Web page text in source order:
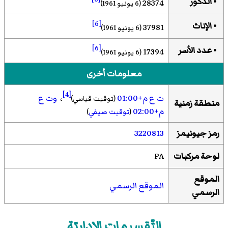
باد فوسينغ
بيوتيلسبَاخ (بافاريا السفلى)
بغيتينبيرغ
بوشلبيرغ
فورستينشتاين
كيرشهام (باساو)
مالشينغ
نويبورغ أم إن
نويهاوز أم إن
نويكيرشن فورم فالد
غوديرتينغ
سالزفيغ
زونين
تيفينباخ (باساو)
28374(6 يونيو 1961)
• الإناث 37981(6 يونيو 1961) [6]
• عدد الأسر 17394(6 يونيو 1961) [6]
معلومات أخرى
منطقة زمنية ت ع م+01:00 (توقيت قياسي)[4] ، وت ع
م+02:00
(توقيت صيفي)
رمز جيونيمز
3220813
لوحة مركبات
PA
الموقع
الرسمي
الموقع الرسمي